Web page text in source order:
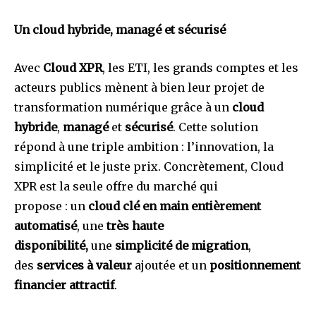
Un cloud hybride, managé et sécurisé
Avec Cloud XPR, les ETI, les grands comptes et les
acteurs publics mènent à bien leur projet de
transformation numérique grâce à un cloud
hybride, managéet sécurisé. Cette solution
répond à une triple ambition : l’innovation, la
simplicité et le juste prix. Concrètement, Cloud
XPR est la seule offre du marché qui
propose : un cloud clé en main entièrement
automatisé, unetrès haute
disponibilité, une simplicité de migration,
des services à valeur ajoutée et un positionnement
financier attractif.